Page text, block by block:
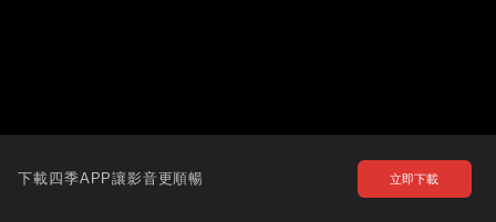
下載四季APP讓影音更順暢 立即下載